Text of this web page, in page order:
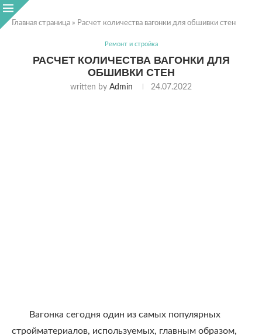
Главная страница » Расчет количества вагонки для обшивки стен
Ремонт и стройка
РАСЧЕТ КОЛИЧЕСТВА ВАГОНКИ ДЛЯ
ОБШИВКИ СТЕН
written by Admin 24.07.2022
Вагонка сегодня один из самых популярных
стройматериалов, используемых, главным образом,